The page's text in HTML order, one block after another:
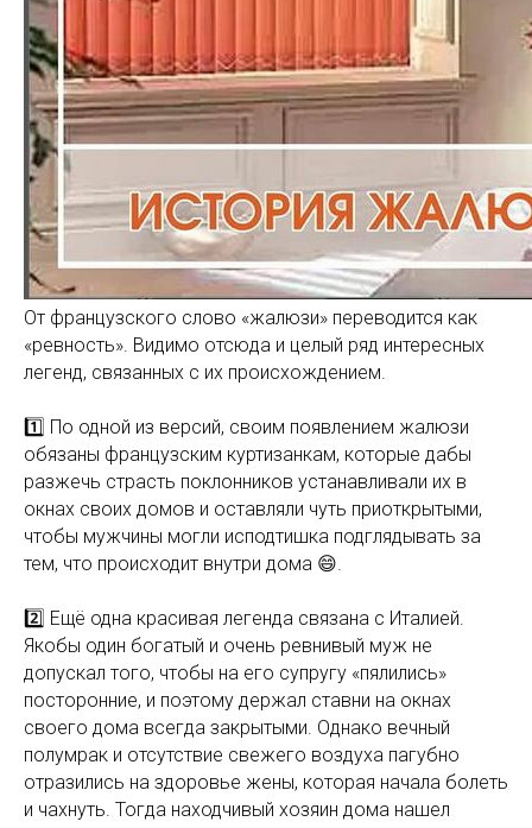
От французского слово «жалюзи» переводится как
«ревность». Видимо отсюда и целый ряд интересных
легенд, связанных с их происхождением.
1️⃣ По одной из версий, своим появлением жалюзи
обязаны французским куртизанкам, которые дабы
разжечь страсть поклонников устанавливали их в
окнах своих домов и оставляли чуть приоткрытыми,
чтобы мужчины могли исподтишка подглядывать за
тем, что происходит внутри дома 😄.
2️⃣ Ещё одна красивая легенда связана с Италией.
Якобы один богатый и очень ревнивый муж не
допускал того, чтобы на его супругу «пялились»
посторонние, и поэтому держал ставни на окнах
своего дома всегда закрытыми. Однако вечный
полумрак и отсутствие свежего воздуха пагубно
отразились на здоровье жены, которая начала болеть
и чахнуть. Тогда находчивый хозяин дома нашел